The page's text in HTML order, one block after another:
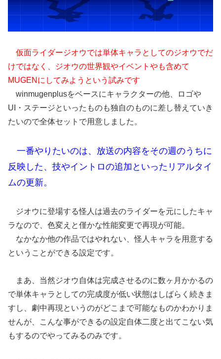
仮面ライダージオウでは単体キャラとしてのジオウでだ
けではなく、ジオウの世界観やイベントやも含めて
MUGENにしてみようという試みです
winmugenplusをベースにキャラクターの他、ロゴや
UI・ステージといったものも独自のものに差し替えていき
たいので全体セットで用意しました。
一番やりたいのは、放送の内容をその週のうちに
反映した、技やイントロの追加といったリアルタイ
ムの更新。
ジオウに登場する怪人は過去のライダーを元にしたキャ
ラなので、色変えと僅かな性能変更で再現が可能。
なかなか他の作品ではやれない、怪人キャラを用意する
ということができる設定です。
まあ、当然ジオウ自体は完成させるのに数ヶ月かかるの
で単体キャラとしての完成度が低い状態はしばらく続きま
すし、劇中再現というのがどこまで可能なものかわかりま
せんが、こんな事ができるの設定自体二度と出てこない気
もするのでやってみるのみです。